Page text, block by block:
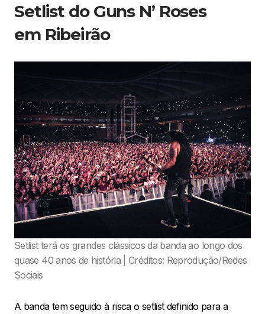
Setlist do Guns N’ Roses
em Ribeirão
Setlist terá os grandes clássicos da banda ao longo dos
quase 40 anos de história | Créditos: Reprodução/Redes
Sociais
A banda tem seguido à risca o setlist definido para a